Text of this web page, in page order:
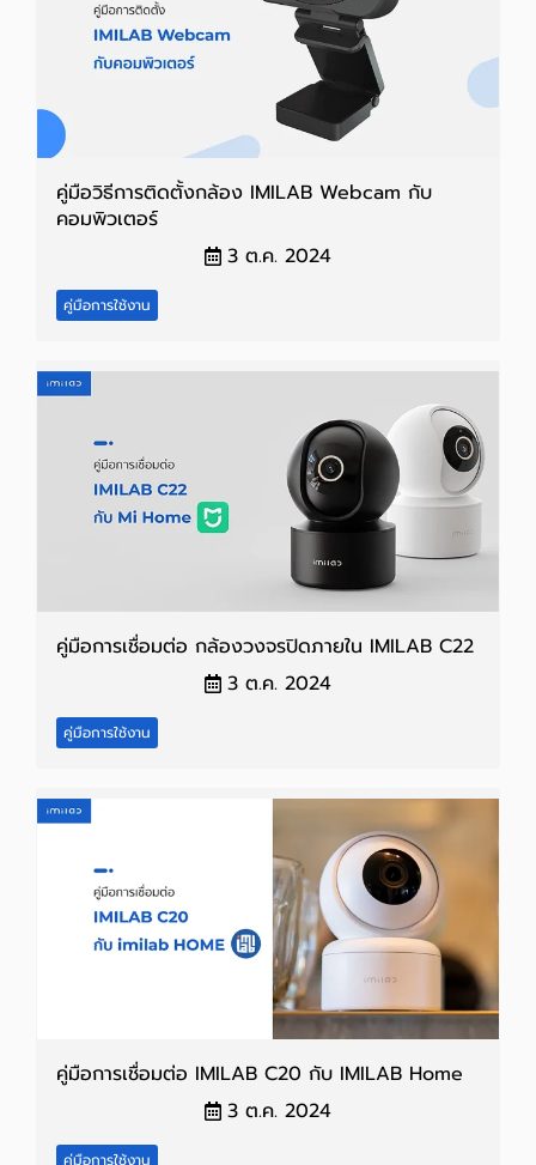
คู่มือวิธีการติดตั้งกล้อง IMILAB Webcam กับ
คอมพิวเตอร์
3 ต.ค. 2024
คู่มือการใช้งาน
คู่มือการเชื่อมต่อ กล้องวงจรปิดภายใน IMILAB C22
3 ต.ค. 2024
คู่มือการใช้งาน
คู่มือการเชื่อมต่อ IMILAB C20 กับ IMILAB Home
3 ต.ค. 2024
คู่มือการใช้งาน